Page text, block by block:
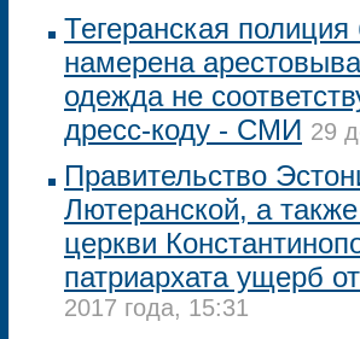
Тегеранская
намерена
одежда не
дресс-коду - СМИ 29
Правительство
Лютеранской, а
церкви
патриархата ущерб
2017 года, 15:31